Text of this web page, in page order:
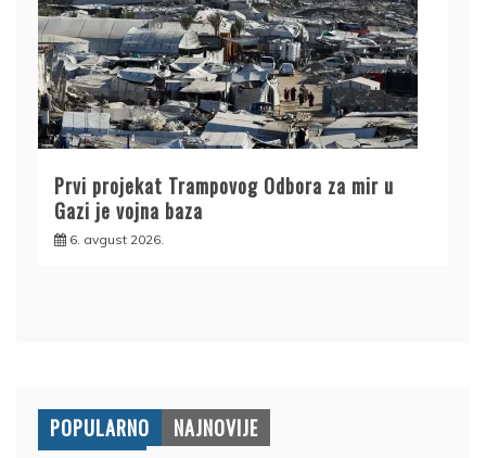
Prvi projekat Trampovog Odbora za mir u
Gazi je vojna baza
6. avgust 2026.
POPULARNO NAJNOVIJE